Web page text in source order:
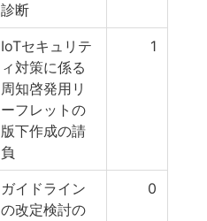
診断
IoTセキュリテ
ィ対策に係る
周知啓発用リ
ーフレットの
版下作成の請
負
1
ガイドライン
の改定検討の
0